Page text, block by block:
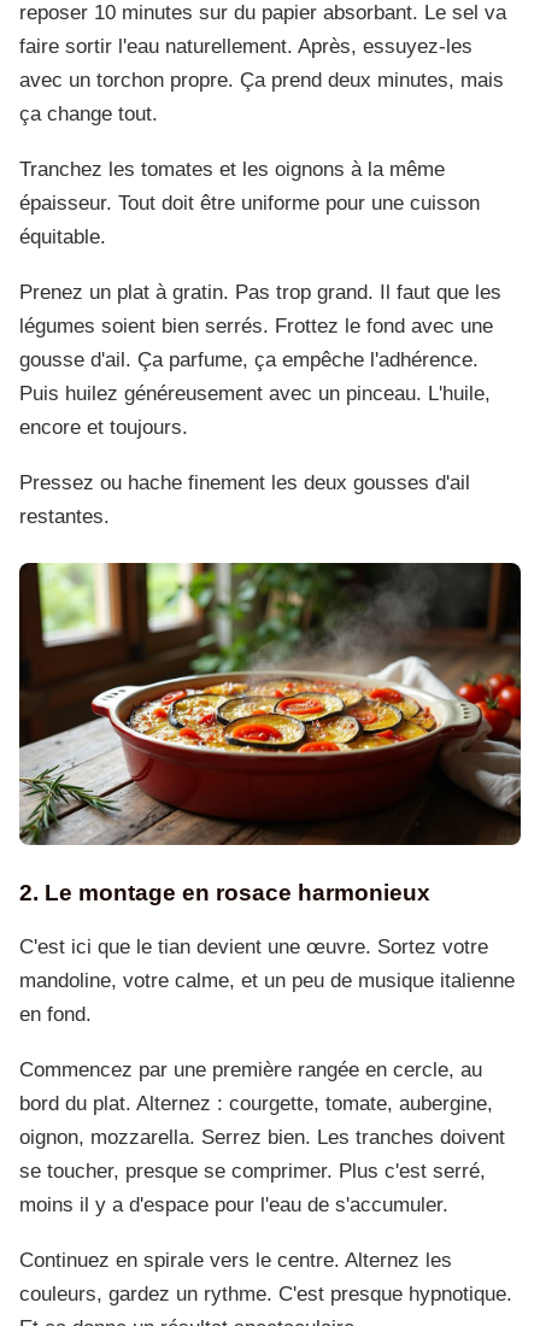
reposer 10 minutes sur du papier absorbant. Le sel va
faire sortir l'eau naturellement. Après, essuyez-les
avec un torchon propre. Ça prend deux minutes, mais
ça change tout.
Tranchez les tomates et les oignons à la même
épaisseur. Tout doit être uniforme pour une cuisson
équitable.
Prenez un plat à gratin. Pas trop grand. Il faut que les
légumes soient bien serrés. Frottez le fond avec une
gousse d'ail. Ça parfume, ça empêche l'adhérence.
Puis huilez généreusement avec un pinceau. L'huile,
encore et toujours.
Pressez ou hache finement les deux gousses d'ail
restantes.
2. Le montage en rosace harmonieux
C'est ici que le tian devient une œuvre. Sortez votre
mandoline, votre calme, et un peu de musique italienne
en fond.
Commencez par une première rangée en cercle, au
bord du plat. Alternez : courgette, tomate, aubergine,
oignon, mozzarella. Serrez bien. Les tranches doivent
se toucher, presque se comprimer. Plus c'est serré,
moins il y a d'espace pour l'eau de s'accumuler.
Continuez en spirale vers le centre. Alternez les
couleurs, gardez un rythme. C'est presque hypnotique.